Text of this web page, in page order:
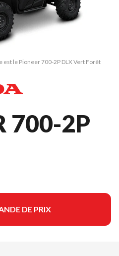
est le Pioneer 700-2P DLX Vert Forêt
700-2P
DE PRIX